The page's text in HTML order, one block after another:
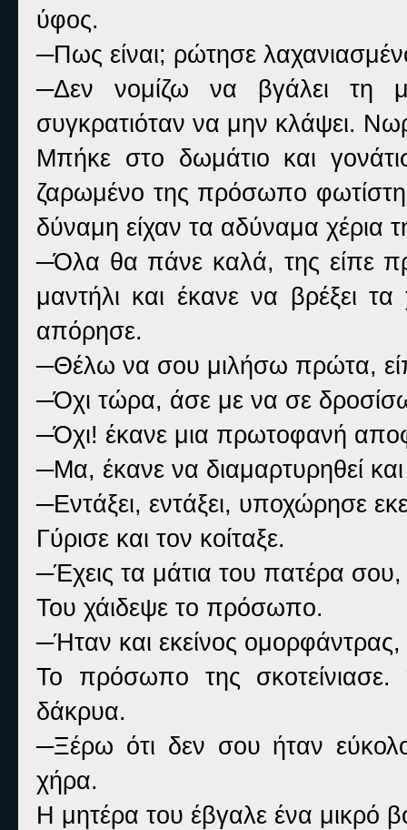
ύφος.
─Πως είναι; ρώτησε
─Δεν νομίζω να βγάλει τη
συγκρατιόταν να μην κλάψει.
Μπήκε στο δωμάτιο και
ζαρωμένο της πρόσωπο
δύναμη είχαν τα αδύναμα χέρια
─Όλα θα πάνε καλά, της είπε
μαντήλι και έκανε να βρέξει
απόρησε.
─Θέλω να σου μιλήσω πρώτα,
─Όχι τώρα, άσε με να σε
─Όχι! έκανε μια πρωτοφανή
─Μα, έκανε να διαμαρτυρηθεί
─Εντάξει, εντάξει, υποχώρησε
Γύρισε και τον κοίταξε.
─Έχεις τα μάτια του πατέρα σου,
Του χάιδεψε το πρόσωπο.
─Ήταν και εκείνος
Το πρόσωπο της
δάκρυα.
─Ξέρω ότι δεν σου ήταν
χήρα.
Η μητέρα του έβγαλε ένα μικρό